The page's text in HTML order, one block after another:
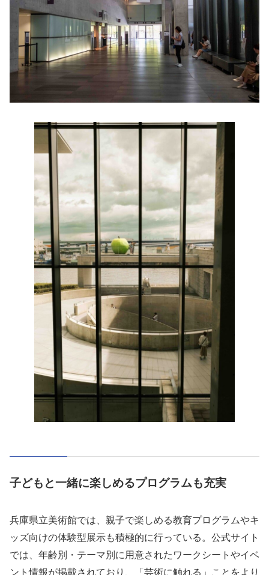
子どもと一緒に楽しめるプログラムも充実
兵庫県立美術館では、親子で楽しめる教育プログラムやキ
ッズ向けの体験型展示も積極的に行っている。公式サイト
では、年齢別・テーマ別に用意されたワークシートやイベ
ント情報が掲載されており、「芸術に触れる」ことをより